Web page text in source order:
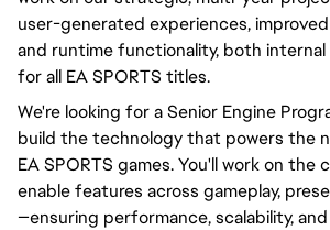
user-generated experiences,
and runtime functionality, both
for all EA SPORTS titles.
We're looking for a Senior Engine
build the technology that powers the
EA SPORTS games. You'll work on the
enable features across gameplay,
—ensuring performance, scalability,